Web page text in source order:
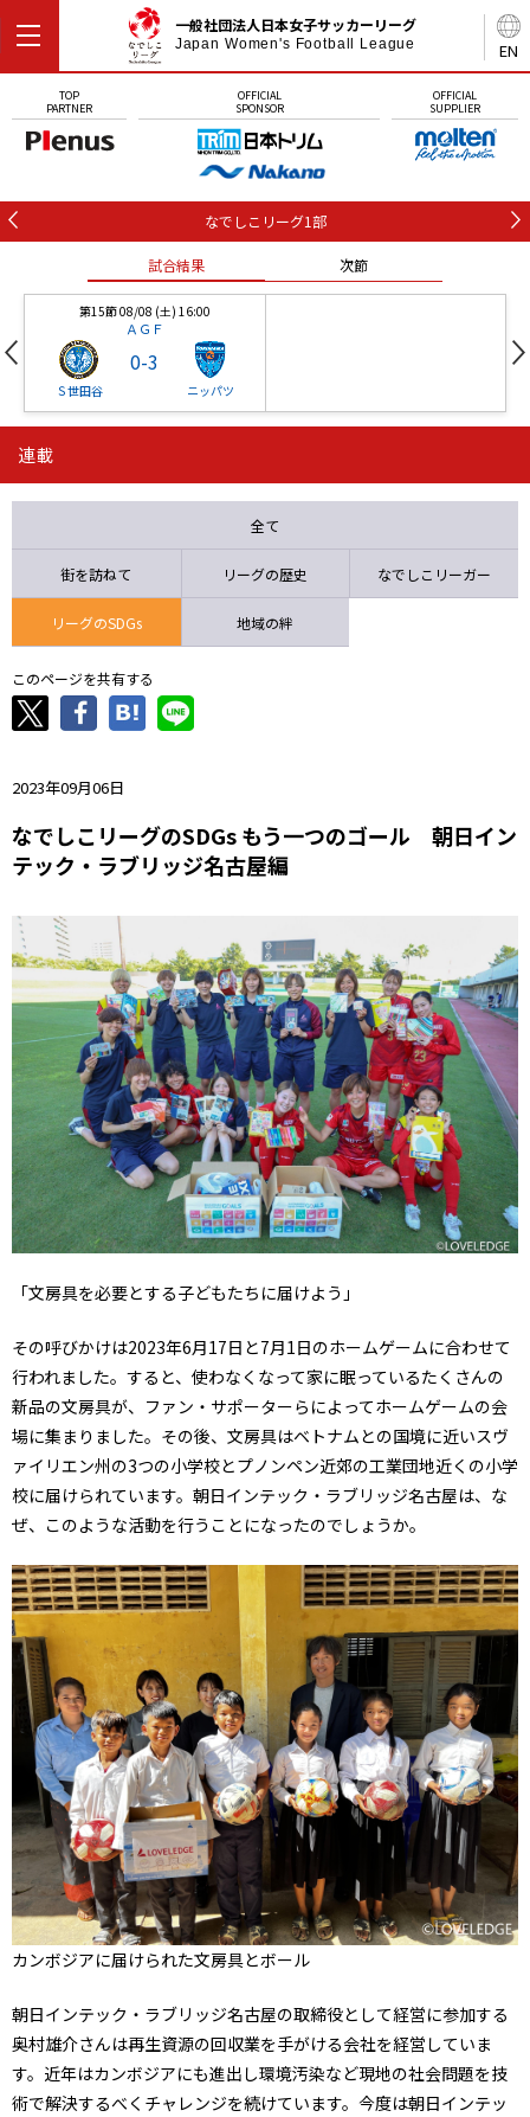
EN
一般社団法人日本女子サッカーリーグ
Japan Women's Football League
TOP
PARTNER
OFFICIAL
SPONSOR
OFFICIAL
SUPPLIER
なでしこリーグ1部
試合結果 次節
第15節 08/08 (土) 16:00
ＡＧＦ
Ｓ世田谷
0-3
ニッパツ
ニッパツ 石人の星
連載
全て
街を訪ねて リーグの歴史 なでしこリーガー
リーグのSDGs 地域の絆
このページを共有する
2023年09月06日
なでしこリーグのSDGs もう一つのゴール 朝日イン
テック・ラブリッジ名古屋編
「文房具を必要とする子どもたちに届けよう」
その呼びかけは2023年6月17日と7月1日のホームゲームに合わせて
行われました。すると、使わなくなって家に眠っているたくさんの
新品の文房具が、ファン・サポーターらによってホームゲームの会
場に集まりました。その後、文房具はベトナムとの国境に近いスヴ
ァイリエン州の3つの小学校とプノンペン近郊の工業団地近くの小学
校に届けられています。朝日インテック・ラブリッジ名古屋は、な
ぜ、このような活動を行うことになったのでしょうか。
カンボジアに届けられた文房具とボール
朝日インテック・ラブリッジ名古屋の取締役として経営に参加する
奥村雄介さんは再生資源の回収業を手がける会社を経営していま
す。近年はカンボジアにも進出し環境汚染など現地の社会問題を技
術で解決するべくチャレンジを続けています。今度は朝日インテッ